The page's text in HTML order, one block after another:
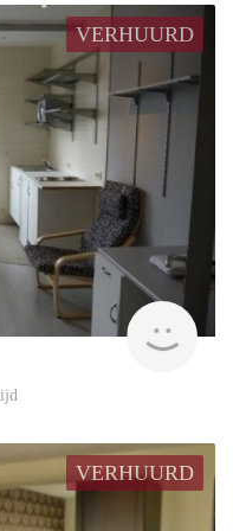
VERHUURD
VERHUURD